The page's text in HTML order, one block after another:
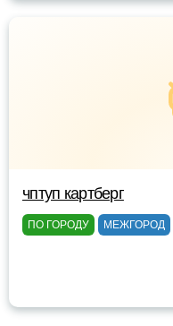
чптуп картберг
ПО ГОРОДУ МЕЖГОРОД